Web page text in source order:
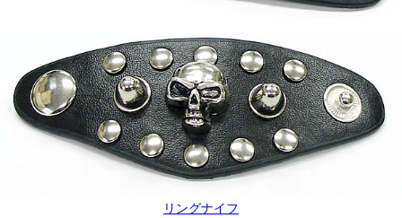
リングナイフ